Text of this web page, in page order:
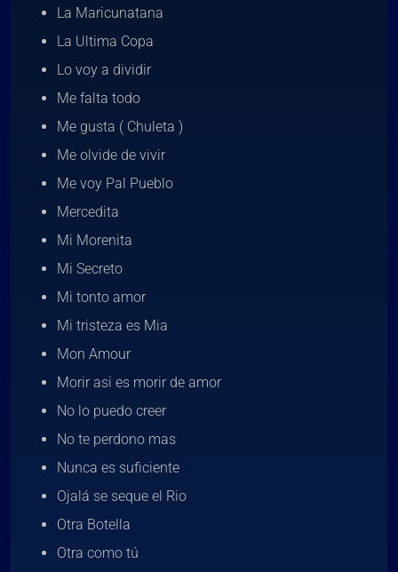
La Maricunatana
La Ultima Copa
Lo voy a dividir
Me falta todo
Me gusta ( Chuleta )
Me olvide de vivir
Me voy Pal Pueblo
Mercedita
Mi Morenita
Mi Secreto
Mi tonto amor
Mi tristeza es Mia
Mon Amour
Morir asi es morir de amor
No lo puedo creer
No te perdono mas
Nunca es suficiente
Ojalá se seque el Rio
Otra Botella
Otra como tú